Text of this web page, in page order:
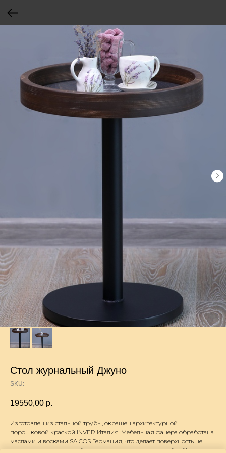
Стол журнальный Джуно
SKU:
19550,00 р.
Изготовлен из стальной трубы, окрашен архитектурной
порошковой краской INVER Италия. Мебельная фанера обработана
маслами и восками SAICOS Германия, что делает поверхность не
только привлекательной, но и колоссально износостойкой!